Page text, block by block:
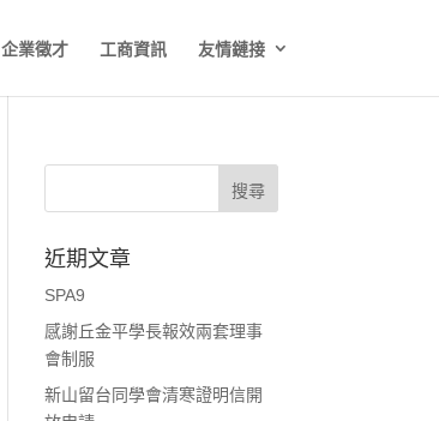
企業徵才 工商資訊 友情鏈接
近期文章
SPA9
感謝丘金平學長報效兩套理事
會制服
新山留台同學會清寒證明信開